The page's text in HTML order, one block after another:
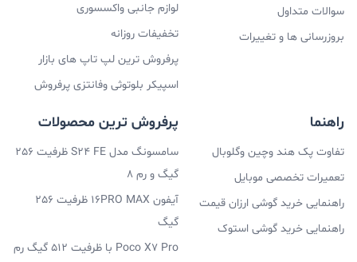
سوالات متداول
بروزرسانی ها و تغییرات
لوازم جانبی واکسسوری
تخفیفات روزانه
پرفروش ترین لپ تاپ های بازار
اسپیکر بلوتوثی وفانتزی پرفروش
راهنما
تفاوت پک هند وچین وگلوبال
تعمیرات تخصصی موبایل
راهنمایی خرید گوشی ارزان قیمت
راهنمایی خرید گوشی استوک
پرفروش ترین محصولات
سامسونگ مدل S24 FE ظرفیت 256
گیگ و رم 8
آیفون 16PRO MAX ظرفیت 256
گیگ
Poco X7 Pro با ظرفیت 512 گیگ رم